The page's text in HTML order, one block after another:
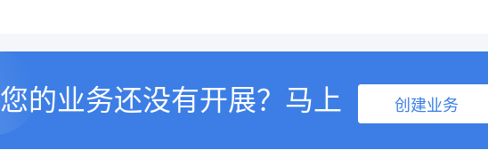
您的业务还没有开展？马上 创建业务